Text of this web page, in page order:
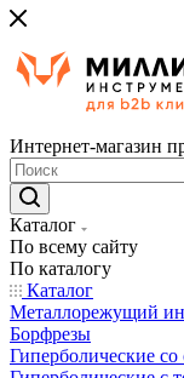
Интернет-магазин
Каталог
По всему сайту
По каталогу
Каталог
Металлорежущий
Борфрезы
Гиперболические